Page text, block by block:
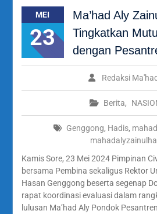
MEI
23
Ma’had Aly
Tingkatkan
dengan
Redaksi
Berita,
Genggong, Hadis,
Kamis Sore, 23 Mei 2024 Pimpinan
bersama Pembina sekaligus Rektor
Hasan Genggong beserta segenap
rapat koordinasi evaluasi dalam
lulusan Ma’had Aly Pondok